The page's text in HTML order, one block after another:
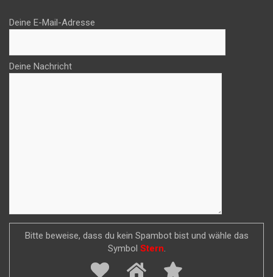
Deine E-Mail-Adresse
Deine Nachricht
Bitte beweise, dass du kein Spambot bist und wähle das
Symbol Stern.